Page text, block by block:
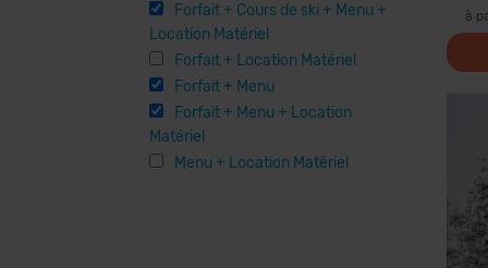
Forfait + Cours de ski + Menu +
Location Matériel
Forfait + Location Matériel
Forfait + Menu
Forfait + Menu + Location
Matériel
Menu + Location Matériel
à